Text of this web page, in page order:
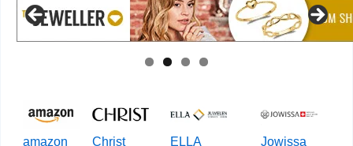
amazon Christ
ELLA
Jowissa